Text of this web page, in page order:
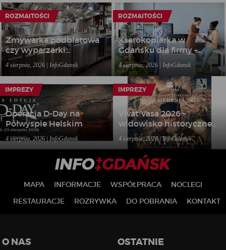
ROZMAITOŚCI
Zmywarka podblatowa
czy wyparzarki
gastronomiczne – jakie
rozwiązanie wybrać do
4 sierpnia, 2026 | InfoGdansk
ROZMAITOŚCI
Kserokopiarka w
Gdańsku dla firmy –
kiedy wynajem sprzętu
biurowego bardziej się
opłaca niż zakup?
4 sierpnia, 2026 | InfoGdansk
IMPREZY
Operacja D-Day na
Półwyspie Helskim
4 sierpnia, 2026 | InfoGdansk
IMPREZY
Vivat Vasa 2026 –
widowisko historyczne
w Gniewie
4 sierpnia, 2026 | InfoGdansk
MAPA INFORMACJE WSPÓŁPRACA
NOCLEGI
RESTAURACJE
ROZRYWKA DO POBRANIA KONTAKT
O NAS
OSTATNIE